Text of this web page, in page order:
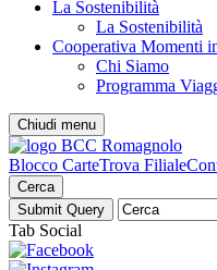
La Sostenibilità
La Sostenibilità
Cooperativa Momenti
Chi Siamo
Programma
Chiudi menu
Blocco CarteTrova Filiale
Cerca
Tab Social